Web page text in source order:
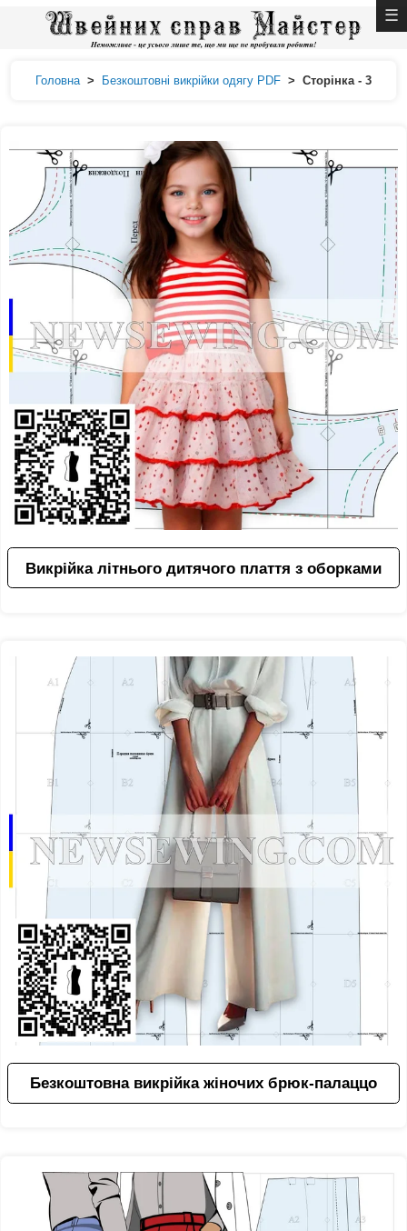
Головна > Безкоштовні викрійки одягу PDF > Сторінка - 3
Викрійка літнього дитячого плаття з оборками
Безкоштовна викрійка жіночих брюк-палаццо